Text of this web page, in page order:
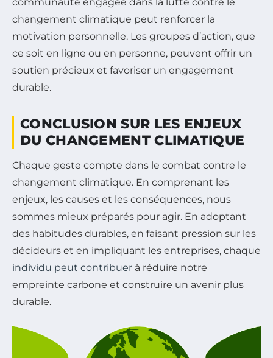
changement climatique peut renforcer la
motivation personnelle. Les groupes d’action, que
ce soit en ligne ou en personne, peuvent offrir un
soutien précieux et favoriser un engagement
durable.
CONCLUSION SUR LES ENJEUX
DU CHANGEMENT CLIMATIQUE
Chaque geste compte dans le combat contre le
changement climatique. En comprenant les
enjeux, les causes et les conséquences, nous
sommes mieux préparés pour agir. En adoptant
des habitudes durables, en faisant pression sur les
décideurs et en impliquant les entreprises, chaque
individu peut contribuer à réduire notre
empreinte carbone et construire un avenir plus
durable.